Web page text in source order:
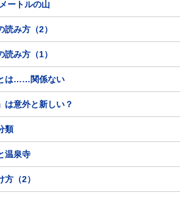
ートルの山
み方（2）
み方（1）
は……関係ない
意外と新しい？
類
温泉寺
（2）